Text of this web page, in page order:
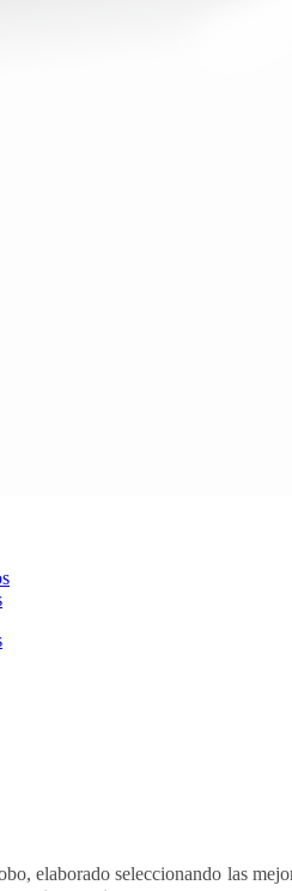
elaborado seleccionando las